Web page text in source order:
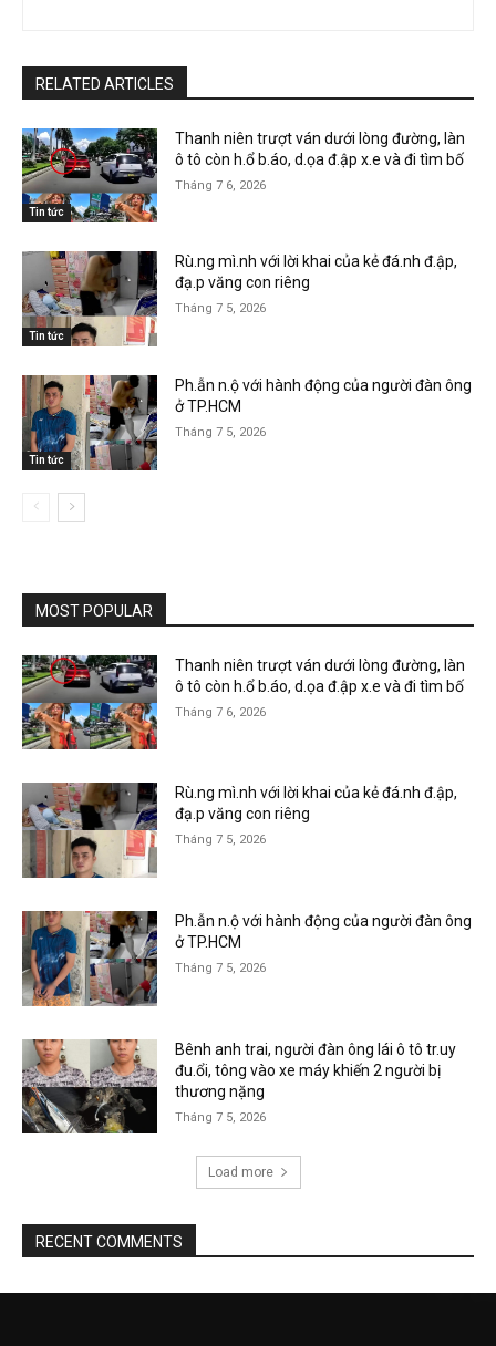
RELATED ARTICLES
Tin tức
Thanh niên trượt ván dưới lòng đường, làn
ô tô còn h.ổ b.áo, d.ọa đ.ập x.e và đi tìm bố
Tháng 7 6, 2026
Tin tức
Rù.ng mì.nh với lời khai của kẻ đá.nh đ.ập,
đạ.p văng con riêng
Tháng 7 5, 2026
Tin tức
Ph.ẫn n.ộ với hành động của người đàn ông
ở TP.HCM
Tháng 7 5, 2026
MOST POPULAR
Thanh niên trượt ván dưới lòng đường, làn
ô tô còn h.ổ b.áo, d.ọa đ.ập x.e và đi tìm bố
Tháng 7 6, 2026
Rù.ng mì.nh với lời khai của kẻ đá.nh đ.ập,
đạ.p văng con riêng
Tháng 7 5, 2026
Ph.ẫn n.ộ với hành động của người đàn ông
ở TP.HCM
Tháng 7 5, 2026
Bênh anh trai, người đàn ông lái ô tô tr.uy
đu.ổi, tông vào xe máy khiến 2 người bị
thương nặng
Tháng 7 5, 2026
Load more
RECENT COMMENTS